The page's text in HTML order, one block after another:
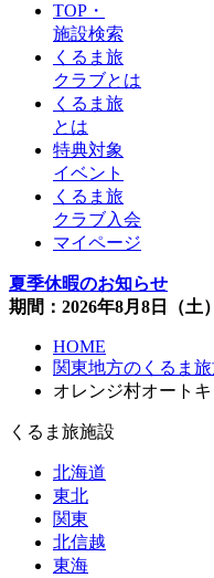
TOP・
施設検索
くるま旅
クラブとは
くるま旅
とは
特典対象
イベント
くるま旅
クラブ入会
マイページ
夏季休暇のお知らせ
期間：2026年8月8日（土
HOME
関東地方のくるま
オレンジ村オート
くるま旅施設
北海道
東北
関東
北信越
東海